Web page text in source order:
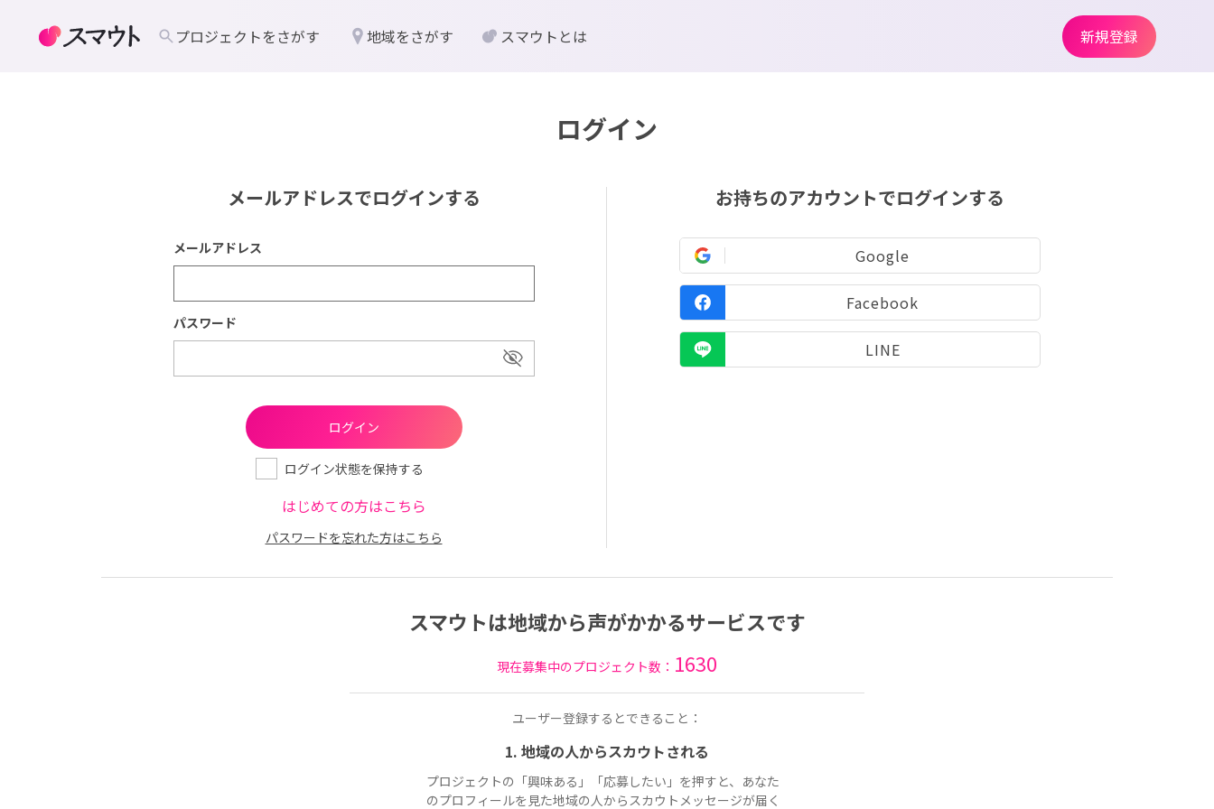
ログイン
メールアドレスでログインする
メールアドレス
パスワード
ログイン状態を保持する
はじめての方はこちら
パスワードを忘れた方はこちら
お持ちのアカウントでログインする
Google
Facebook
LINE
スマウトは地域から声がかかるサービスです
現在募集中のプロジェクト数： 1630
ユーザー登録するとできること：
1. 地域の人からスカウトされる
プロジェクトの「興味ある」「応募したい」を押すと、あなた
のプロフィールを見た地域の人からスカウトメッセージが届く
プロジェクトをさがす 地域をさがす スマウトとは 新規登録